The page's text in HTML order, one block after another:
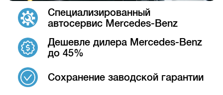
Специализированный
автосервис Mercedes-Benz
Дешевле дилера Mercedes-Benz
до 45%
Сохранение заводской гарантии